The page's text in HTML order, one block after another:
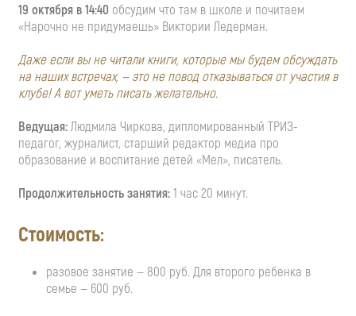
19 октября в 14:40 обсудим что там в школе и почитаем
«Нарочно не придумаешь» Виктории Ледерман.
Даже если вы не читали книги, которые мы будем обсуждать
на наших встречах, — это не повод отказываться от участия в
клубе! А вот уметь писать желательно.
Ведущая:Людмила Чиркова, дипломированный ТРИЗ-
педагог, журналист, старший редактор медиа про
образование и воспитание детей «Мел», писатель.
Продолжительность занятия:1 час 20 минут.
Стоимость:
разовое занятие — 800 руб. Для второго ребенка в
семье — 600 руб.